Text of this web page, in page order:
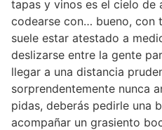
tapas y vinos es el cielo de
codearse con… bueno, con
suele estar atestado a
deslizarse entre la gente
llegar a una distancia
sorprendentemente nunca
pidas, deberás pedirle una
acompañar un grasiento